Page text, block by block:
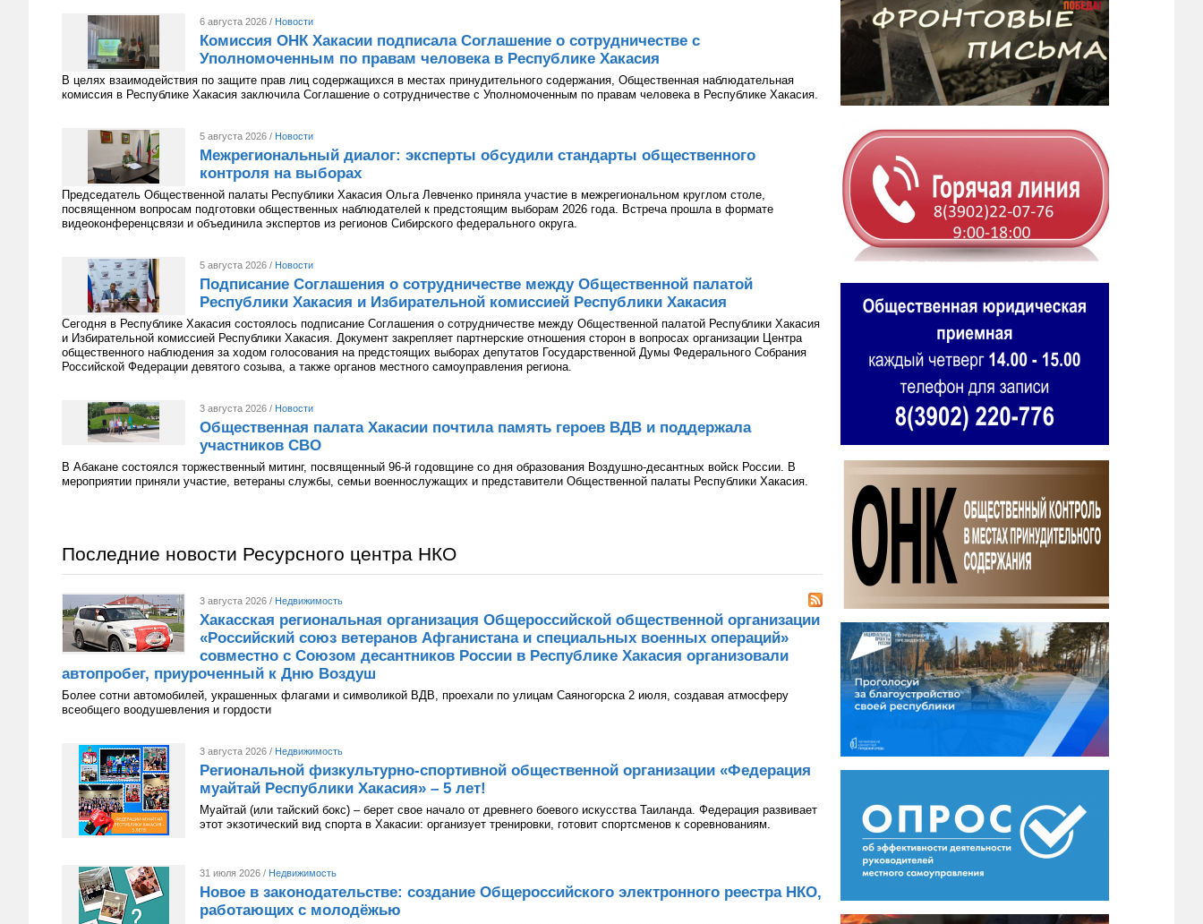
6 августа 2026 / Новости
Комиссия ОНК Хакасии подписала Соглашение о сотрудничестве с
Уполномоченным по правам человека в Республике Хакасия
В целях взаимодействия по защите прав лиц содержащихся в местах принудительного содержания, Общественная наблюдательная
комиссия в Республике Хакасия заключила Соглашение о сотрудничестве с Уполномоченным по правам человека в Республике Хакасия.
5 августа 2026 / Новости
Межрегиональный диалог: эксперты обсудили стандарты общественного
контроля на выборах
Председатель Общественной палаты Республики Хакасия Ольга Левченко приняла участие в межрегиональном круглом столе,
посвященном вопросам подготовки общественных наблюдателей к предстоящим выборам 2026 года. Встреча прошла в формате
видеоконференцсвязи и объединила экспертов из регионов Сибирского федерального округа.
5 августа 2026 / Новости
Подписание Соглашения о сотрудничестве между Общественной палатой
Республики Хакасия и Избирательной комиссией Республики Хакасия
Сегодня в Республике Хакасия состоялось подписание Соглашения о сотрудничестве между Общественной палатой Республики Хакасия
и Избирательной комиссией Республики Хакасия. Документ закрепляет партнерские отношения сторон в вопросах организации Центра
общественного наблюдения за ходом голосования на предстоящих выборах депутатов Государственной Думы Федерального Собрания
Российской Федерации девятого созыва, а также органов местного самоуправления региона.
3 августа 2026 / Новости
Общественная палата Хакасии почтила память героев ВДВ и поддержала
участников СВО
В Абакане состоялся торжественный митинг, посвященный 96-й годовщине со дня образования Воздушно-десантных войск России. В
мероприятии приняли участие, ветераны службы, семьи военнослужащих и представители Общественной палаты Республики Хакасия.
Последние новости Ресурсного центра НКО
3 августа 2026 / Недвижимость
Хакасская региональная организация Общероссийской общественной организации
«Российский союз ветеранов Афганистана и специальных военных операций»
совместно с Союзом десантников России в Республике Хакасия организовали
автопробег, приуроченный к Дню Воздуш
Более сотни автомобилей, украшенных флагами и символикой ВДВ, проехали по улицам Саяногорска 2 июля, создавая атмосферу
всеобщего воодушевления и гордости
3 августа 2026 / Недвижимость
Региональной физкультурно-спортивной общественной организации «Федерация
муайтай Республики Хакасия» – 5 лет!
Муайтай (или тайский бокс) – берет свое начало от древнего боевого искусства Таиланда. Федерация развивает
этот экзотический вид спорта в Хакасии: организует тренировки, готовит спортсменов к соревнованиям.
31 июля 2026 / Недвижимость
Новое в законодательстве: создание Общероссийского электронного реестра НКО,
работающих с молодёжью